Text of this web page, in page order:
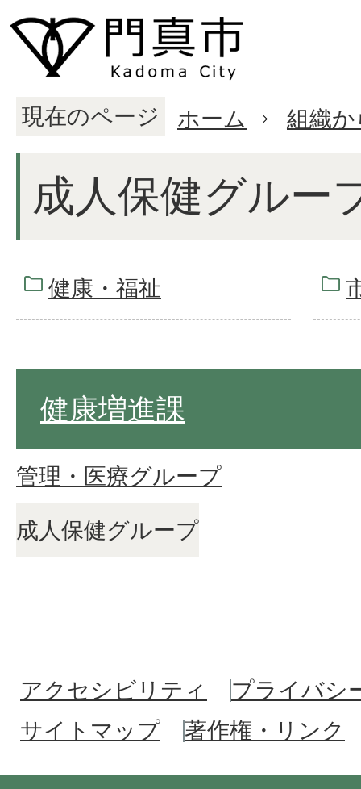
現在のページ ホーム 組織
成人保健グルー
健康・福祉
健康増進課
管理・医療グループ
成人保健グループ
アクセシビリティ
プライバシ
サイトマップ
著作権・リンク